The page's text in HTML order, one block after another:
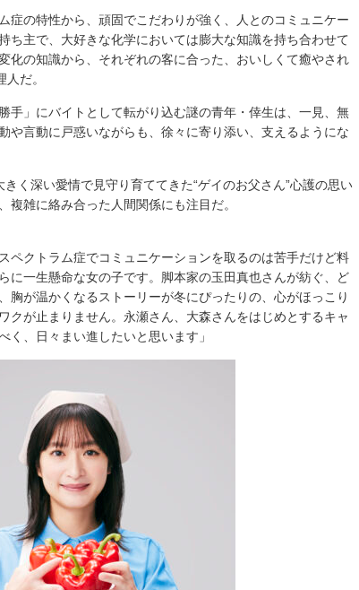
の特性から、頑固でこだわりが強く、人とのコミュニケー
ち主で、大好きな化学においては膨大な知識を持ち合わせて
化の知識から、それぞれの客に合った、おいしくて癒やされ
だ。
手」にバイトとして転がり込む謎の青年・倖生は、一見、無
や言動に戸惑いながらも、徐々に寄り添い、支えるようにな
く深い愛情で見守り育ててきた“ゲイのお父さん”心護の思い
雑に絡み合った人間関係にも注目だ。
クトラム症でコミュニケーションを取るのは苦手だけど料
に一生懸命な女の子です。脚本家の玉田真也さんが紡ぐ、ど
胸が温かくなるストーリーが冬にぴったりの、心がほっこり
クが止まりません。永瀬さん、大森さんをはじめとするキャ
く、日々まい進したいと思います」